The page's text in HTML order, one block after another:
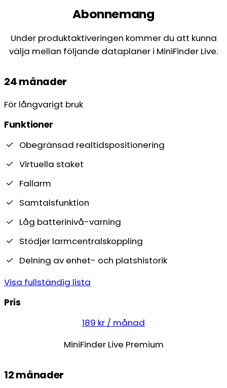
Abonnemang
Under produktaktiveringen kommer du att kunna
välja mellan följande dataplaner i MiniFinder Live.
24 månader
För långvarigt bruk
Funktioner
Obegränsad realtidspositionering
Virtuella staket
Fallarm
Samtalsfunktion
Låg batterinivå-varning
Stödjer larmcentralskoppling
Delning av enhet- och platshistorik
Visa fullständig lista
Pris
189 kr / månad
MiniFinder Live Premium
12 månader